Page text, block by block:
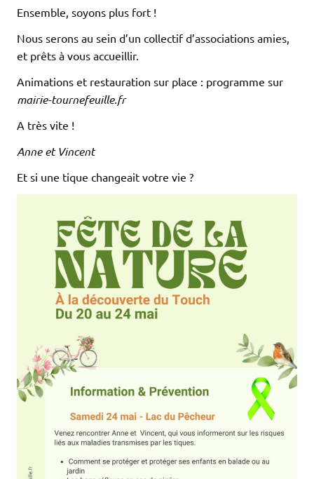
Ensemble, soyons plus fort !
Nous serons au sein d’un collectif d’associations amies,
et prêts à vous accueillir.
Animations et restauration sur place : programme sur
mairie-tournefeuille.fr
A très vite !
Anne et Vincent
Et si une tique changeait votre vie ?